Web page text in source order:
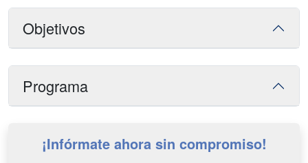
Objetivos
Programa
¡Infórmate ahora sin compromiso!